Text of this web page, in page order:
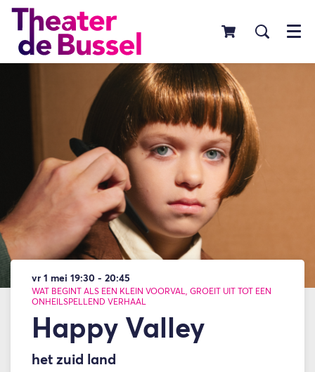
Menu
Happy Valley
het zuid land
WAT BEGINT ALS EEN KLEIN VOORVAL, GROEIT UIT TOT EEN
ONHEILSPELLEND VERHAAL
vr 1 mei 19:30 - 20:45